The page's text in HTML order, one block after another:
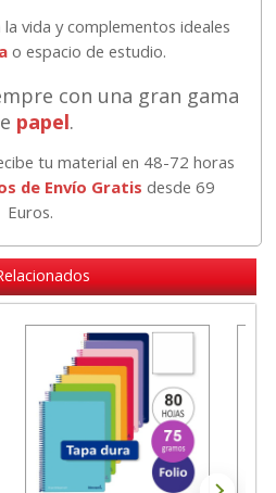
vida y complementos ideales
o espacio de estudio.
con una gran gama
papel.
tu material en 48-72 horas
de Envío Gratis desde 69
Euros.